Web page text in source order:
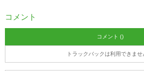
コメント
コメント ()
トラックバックは利用できませ